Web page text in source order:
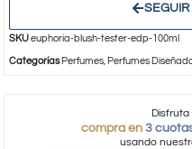
SKUeuphoria-blush-tester-edp-100ml
Categorías Perfumes, Perfumes
compra en 3
usando